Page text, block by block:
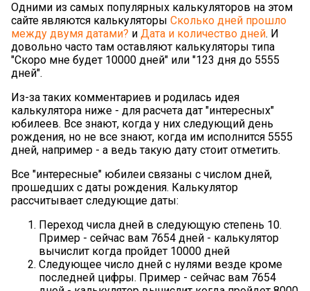
Одними из самых популярных калькуляторов на этом
сайте являются калькуляторы Сколько дней прошло
между двумя датами? и Дата и количество дней. И
довольно часто там оставляют калькуляторы типа
"Скоро мне будет 10000 дней" или "123 дня до 5555
дней".
Из-за таких комментариев и родилась идея
калькулятора ниже - для расчета дат "интересных"
юбилеев. Все знают, когда у них следующий день
рождения, но не все знают, когда им исполнится 5555
дней, например - а ведь такую дату стоит отметить.
Все "интересные" юбилеи связаны с числом дней,
прошедших с даты рождения. Калькулятор
рассчитывает следующие даты:
Переход числа дней в следующую степень 10.
Пример - сейчас вам 7654 дней - калькулятор
вычислит когда пройдет 10000 дней
Следующее число дней с нулями везде кроме
последней цифры. Пример - сейчас вам 7654